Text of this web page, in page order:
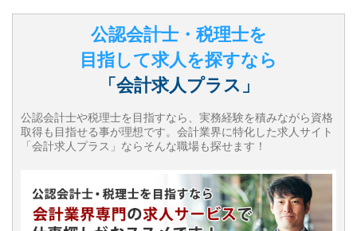
公認会計士・税理士を
目指して求人を探すなら
「会計求人プラス」
公認会計士や税理士を目指すなら、実務経験を積みながら資格
取得も目指せる事が理想です。会計業界に特化した求人サイト
「会計求人プラス」ならそんな職場も探せます！